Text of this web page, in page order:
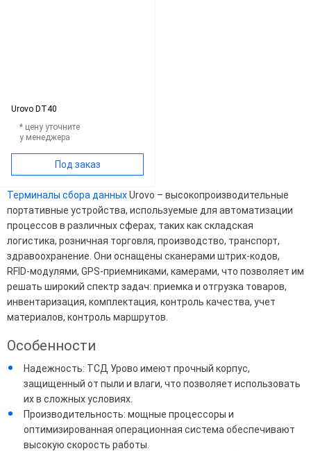
Urovo DT40
* цену уточните
у менеджера
Под заказ
Терминалы сбора данныхUrovo – высокопроизводительные
портативные устройства, используемые для автоматизации
процессов в различных сферах, таких как складская
логистика, розничная торговля, производство, транспорт,
здравоохранение. Они оснащены сканерами штрих-кодов,
RFID-модулями, GPS-приемниками, камерами, что позволяет им
решать широкий спектр задач: приемка и отгрузка товаров,
инвентаризация, комплектация, контроль качества, учет
материалов, контроль маршрутов.
Особенности
Надежность: ТСД Урово имеют прочный корпус,
защищенный от пыли и влаги, что позволяет использовать
их в сложных условиях.
Производительность: мощные процессоры и
оптимизированная операционная система обеспечивают
высокую скорость работы.